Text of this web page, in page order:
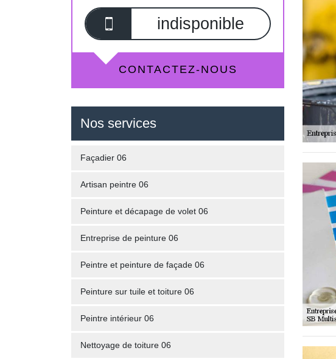
indisponible
CONTACTEZ-NOUS
Nos services
Façadier 06
Artisan peintre 06
Peinture et décapage de volet 06
Entreprise de peinture 06
Peintre et peinture de façade 06
Peinture sur tuile et toiture 06
Peintre intérieur 06
Nettoyage de toiture 06